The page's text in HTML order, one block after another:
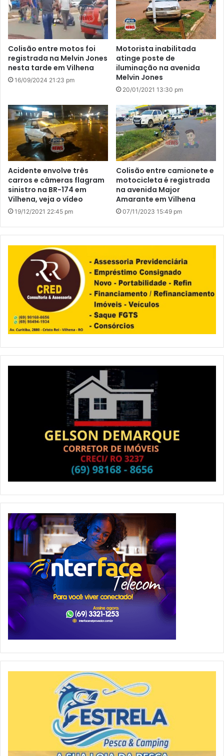
Colisão entre motos foi
registrada na Melvin Jones
nesta tarde em Vilhena
16/09/2024 21:23 pm
Motorista inabilitada
atinge poste de
iluminação na avenida
Melvin Jones
20/01/2021 13:30 pm
Acidente envolve três
carros e câmeras flagram
sinistro na BR-174 em
Vilhena, veja o vídeo
19/12/2021 22:45 pm
Colisão entre camionete e
motocicleta é registrada
na avenida Major
Amarante em Vilhena
07/11/2023 15:49 pm